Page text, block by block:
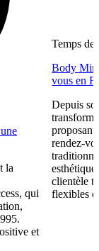
la
qui
et
Temps de
Body
vous en
Depuis
proposant
rendez-
clientèle
flexibles